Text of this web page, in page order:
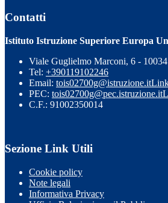
Contatti
Istituto Istruzione Superiore Europa
Viale Guglielmo Marconi, 6 -
Tel: +390119102246
Email: tois02700g@istruzione.it
PEC: tois02700g@pec.istruzione.it
C.F.: 91002350014
Sezione Link Utili
Cookie policy
Note legali
Informativa Privacy